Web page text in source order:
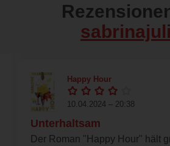
Happy Hour
10.04.2024 – 20:38
Unterhaltsam
Der Roman "Happy Hour" hält